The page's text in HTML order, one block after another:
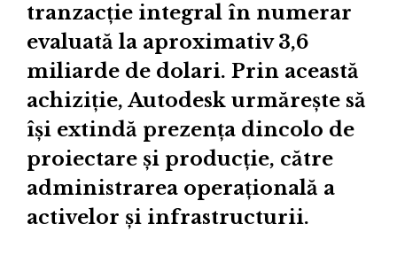
tranzacție integral în numerar
evaluată la aproximativ 3,6
miliarde de dolari. Prin această
achiziție, Autodesk urmărește să
își extindă prezența dincolo de
proiectare și producție, către
administrarea operațională a
activelor și infrastructurii.